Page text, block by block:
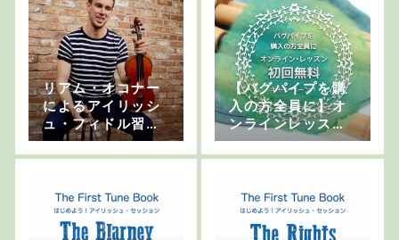
リアム・オコナー
によるアイリッシ
ュ・フィドル習得
のための3つのヒ
ント
【バグパイプを購
入の方全員に】オ
ンラインレッスン
初回無料キャンペ
ーン！